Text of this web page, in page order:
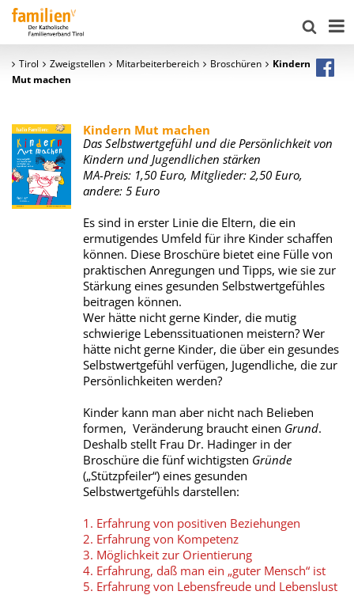
Tirol Zweigstellen Mitarbeiterbereich Broschüren
Kindern
Mut machen
Kindern Mut machen
Das Selbstwertgefühl und die Persönlichkeit von
Kindern und Jugendlichen stärken
MA-Preis: 1,50 Euro, Mitglieder: 2,50 Euro,
andere: 5 Euro
Es sind in erster Linie die Eltern, die ein
ermutigendes Umfeld für ihre Kinder schaffen
können. Diese Broschüre bietet eine Fülle von
praktischen Anregungen und Tipps, wie sie zur
Stärkung eines gesunden Selbstwertgefühles
beitragen können.
Wer hätte nicht gerne Kinder, die mutig
schwierige Lebenssituationen meistern? Wer
hätte nicht gerne Kinder, die über ein gesundes
Selbstwertgefühl verfügen, Jugendliche, die zur
Persönlichkeiten werden?
Kinder kann man aber nicht nach Belieben
formen, Veränderung braucht einen Grund.
Deshalb stellt Frau Dr. Hadinger in der
Broschüre die fünf wichtigsten Gründe
(„Stützpfeiler“) eines gesunden
Selbstwertgefühls darstellen:
1. Erfahrung von positiven Beziehungen
2. Erfahrung von Kompetenz
3. Möglichkeit zur Orientierung
4. Erfahrung, daß man ein „guter Mensch“ ist
5. Erfahrung von Lebensfreude und Lebenslust